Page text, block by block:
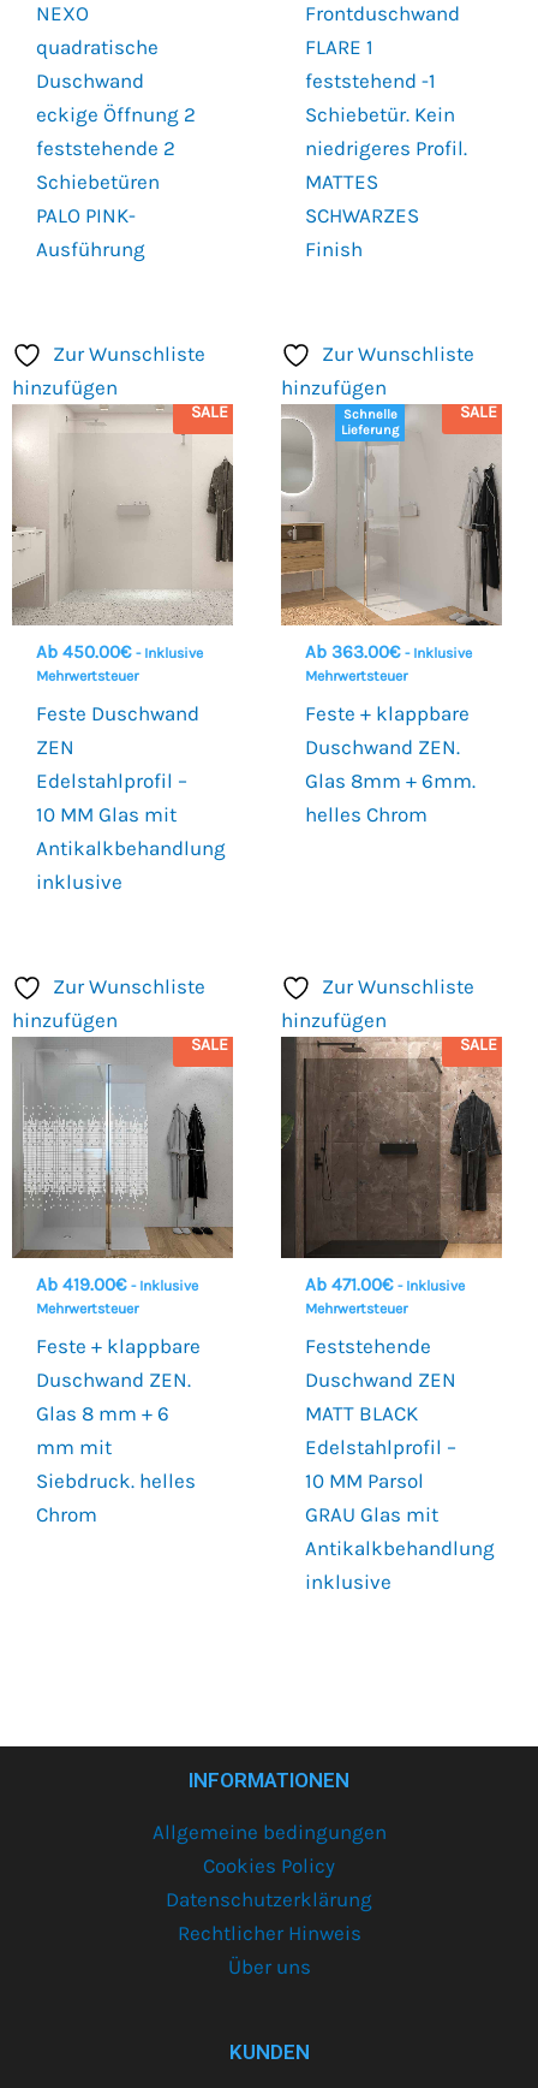
NEXO
quadratische
Duschwand
eckige Öffnung 2
feststehende 2
Schiebetüren
PALO PINK-
Ausführung
Frontduschwand
FLARE 1
feststehend -1
Schiebetür. Kein
niedrigeres Profil.
MATTES
SCHWARZES
Finish
Zur Wunschliste
hinzufügen
SALE
Ab 450.00€ - Inklusive
Mehrwertsteuer
Feste Duschwand
ZEN
Edelstahlprofil –
10 MM Glas mit
Antikalkbehandlung
inklusive
Zur Wunschliste
hinzufügen
Schnelle
Lieferung
SALE
Ab 363.00€ - Inklusive
Mehrwertsteuer
Feste + klappbare
Duschwand ZEN.
Glas 8mm + 6mm.
helles Chrom
Zur Wunschliste
hinzufügen
SALE
Ab 419.00€ - Inklusive
Mehrwertsteuer
Feste + klappbare
Duschwand ZEN.
Glas 8 mm + 6
mm mit
Siebdruck. helles
Chrom
Zur Wunschliste
hinzufügen
SALE
Ab 471.00€ - Inklusive
Mehrwertsteuer
Feststehende
Duschwand ZEN
MATT BLACK
Edelstahlprofil –
10 MM Parsol
GRAU Glas mit
Antikalkbehandlung
inklusive
INFORMATIONEN
Allgemeine bedingungen
Cookies Policy
Datenschutzerklärung
Rechtlicher Hinweis
Über uns
KUNDEN